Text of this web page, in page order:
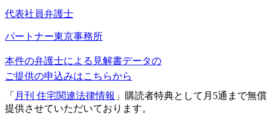
代表社員弁護士
パートナー東京事務所
本件の弁護士による見解書データの
ご提供の申込みはこちらから
「 月刊 住宅関連法律情報 」購読者特典として月5通まで無償
提供させていただいております。